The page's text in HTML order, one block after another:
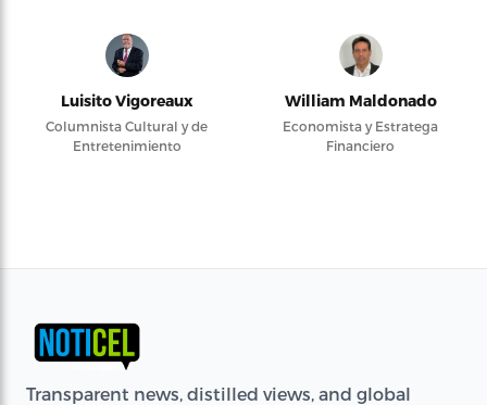
Luisito Vigoreaux
Columnista Cultural y de
Entretenimiento
William Maldonado
Economista y Estratega
Financiero
Transparent news, distilled views, and global